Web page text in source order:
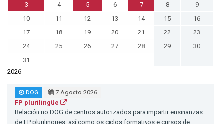
3
4 5 6 7 8
9
10
11 12 13 14 15
16
17
18 19 20 21 22
23
24
25 26 27 28 29
30
31
2026
DOG
7 Agosto 2026
FP plurilingüe
Relación no DOG de centros autorizados para impartir ensinanzas
de FP plurilingües, así como os ciclos formativos e cursos de